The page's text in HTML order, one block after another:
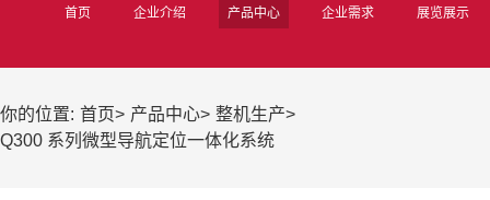
首页 企业介绍 产品中心 企业需求 展览展示
你的位置: 首页> 产品中心> 整机生产>
Q300 系列微型导航定位一体化系统